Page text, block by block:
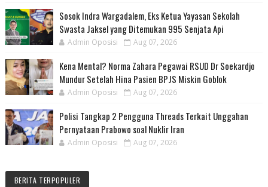
Sosok Indra Wargadalem, Eks Ketua Yayasan Sekolah
Swasta Jaksel yang Ditemukan 995 Senjata Api
Admin Oposisi Aug 07, 2026
Kena Mental? Norma Zahara Pegawai RSUD Dr Soekardjo
Mundur Setelah Hina Pasien BPJS Miskin Goblok
Admin Oposisi Aug 07, 2026
Polisi Tangkap 2 Pengguna Threads Terkait Unggahan
Pernyataan Prabowo soal Nuklir Iran
Admin Oposisi Aug 07, 2026
BERITA TERPOPULER